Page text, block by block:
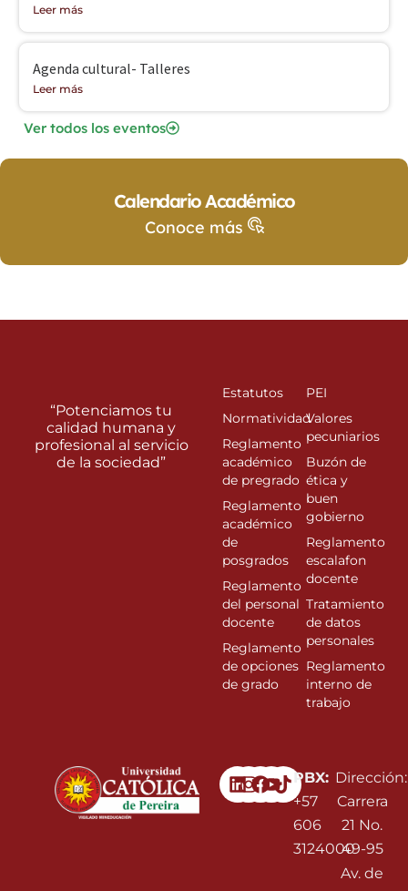
Leer más
Agenda cultural- Talleres
Leer más
Ver todos los eventos
Calendario Académico
Conoce más
Linkedin
Instagram
Facebook
Youtube
PBX:
+57
606
3124000
Dirección:
Carrera
21 No.
49-95
Av. de
“Potenciamos tu
calidad humana y
profesional al servicio
de la sociedad”
Estatutos
Normatividad
Reglamento
académico
de pregrado
Reglamento
académico
de
posgrados
Reglamento
del personal
docente
Reglamento
de opciones
de grado
PEI
Valores
pecuniarios
Buzón de
ética y
buen
gobierno
Reglamento
escalafon
docente
Tratamiento
de datos
personales
Reglamento
interno de
trabajo